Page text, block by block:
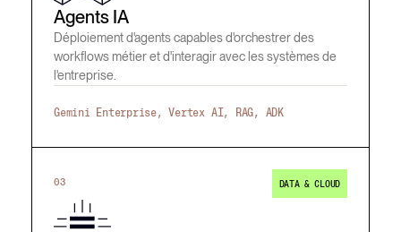
Agents IA
Déploiement d'agents capables d'orchestrer des
workflows métier et d'interagir avec les systèmes de
l'entreprise.
Gemini Enterprise, Vertex AI, RAG, ADK
03 DATA & CLOUD